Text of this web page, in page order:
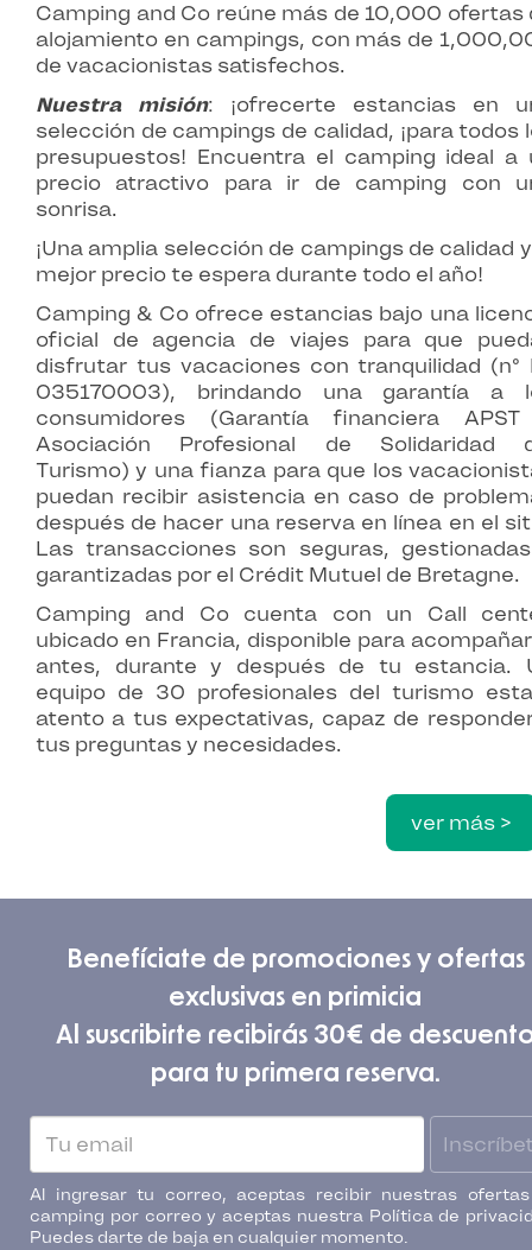
Camping and Co reúne más de 10,000 ofertas
alojamiento en campings, con más de
de vacacionistas satisfechos.
Nuestra misión: ¡ofrecerte estancias en
selección de campings de calidad, ¡para todos
presupuestos! Encuentra el camping ideal a
precio atractivo para ir de camping con
sonrisa.
¡Una amplia selección de campings de calidad
mejor precio te espera durante todo el año!
Camping & Co ofrece estancias bajo una
oficial de agencia de viajes para que
disfrutar tus vacaciones con tranquilidad (n°
035170003), brindando una garantía a
consumidores (Garantía financiera
Asociación Profesional de Solidaridad
Turismo) y una fianza para que los
puedan recibir asistencia en caso de
después de hacer una reserva en línea en el
Las transacciones son seguras,
garantizadas por el Crédit Mutuel de Bretagne.
Camping and Co cuenta con un Call
ubicado en Francia, disponible para
antes, durante y después de tu estancia.
equipo de 30 profesionales del turismo
atento a tus expectativas, capaz de
tus preguntas y necesidades.
ver más >
Benefíciate de promociones y ofertas
exclusivas en primicia
Al suscribirte recibirás 30€ de
para tu primera reserva.
Al ingresar tu correo, aceptas recibir nuestras
camping por correo y aceptas nuestra Política de
Puedes darte de baja en cualquier momento.